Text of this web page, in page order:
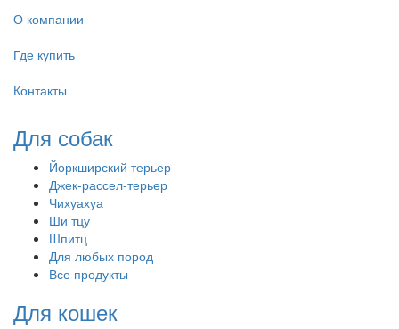
О компании
Где купить
Контакты
Для собак
Йоркширский терьер
Джек-рассел-терьер
Чихуахуа
Ши тцу
Шпитц
Для любых пород
Все продукты
Для кошек